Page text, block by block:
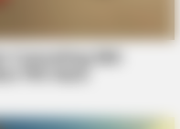
You Can't Unsee It